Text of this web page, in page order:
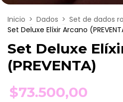
Inicio > Dados > Set de dados
Set Deluxe Elíxir Arcano
Set Deluxe
(PREVENTA)
$73.500,00